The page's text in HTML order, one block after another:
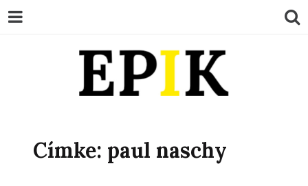
EPIK
Címke: paul naschy